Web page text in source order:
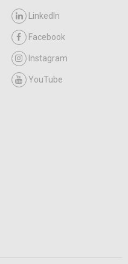
LinkedIn
Facebook
Instagram
YouTube